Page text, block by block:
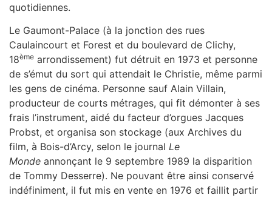
quotidiennes.
Le Gaumont-Palace (à la jonction des rues
Caulaincourt et Forest et du boulevard de Clichy,
18ème arrondissement) fut détruit en 1973 et personne
de s’émut du sort qui attendait le Christie, même parmi
les gens de cinéma. Personne sauf Alain Villain,
producteur de courts métrages, qui fit démonter à ses
frais l’instrument, aidé du facteur d’orgues Jacques
Probst, et organisa son stockage (aux Archives du
film, à Bois-d’Arcy, selon le journal Le
Monde annonçant le 9 septembre 1989 la disparition
de Tommy Desserre). Ne pouvant être ainsi conservé
indéfiniment, il fut mis en vente en 1976 et faillit partir